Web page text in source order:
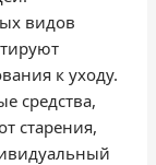
видов
к уходу.
средства,
старения,